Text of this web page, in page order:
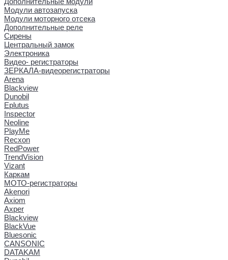
Модули автозапуска
Модули моторного отсека
Дополнительные реле
Сирены
Центральный замок
Электроника
Видео- регистраторы
ЗЕРКАЛА-видеорегистраторы
Arena
Blackview
Dunobil
Eplutus
Inspector
Neoline
PlayMe
Recxon
RedPower
TrendVision
Vizant
Каркам
МОТО-регистраторы
Akenori
Axiom
Axper
Blackview
BlackVue
Bluesonic
CANSONIC
DATAKAM